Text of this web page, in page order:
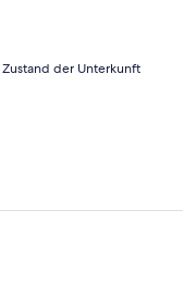
der Unterkunft